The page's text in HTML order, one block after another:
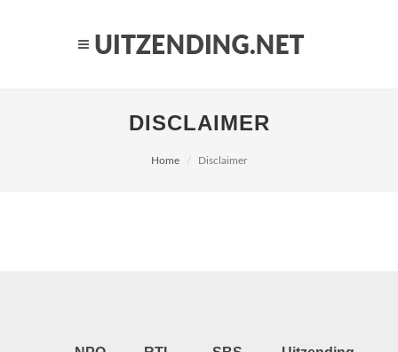
DISCLAIMER
Home Disclaimer